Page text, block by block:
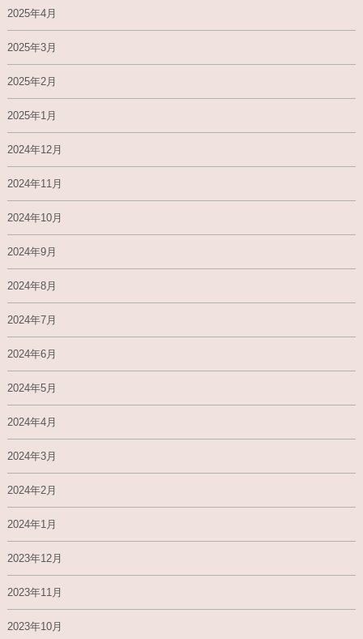
2025年4月
2025年3月
2025年2月
2025年1月
2024年12月
2024年11月
2024年10月
2024年9月
2024年8月
2024年7月
2024年6月
2024年5月
2024年4月
2024年3月
2024年2月
2024年1月
2023年12月
2023年11月
2023年10月